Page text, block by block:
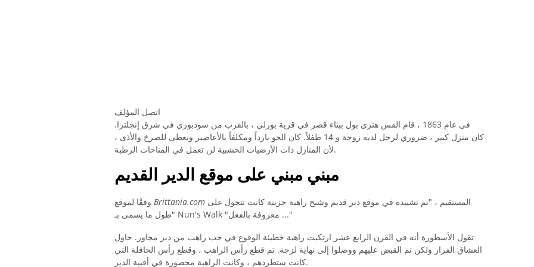
اتصل المؤلف
في عام 1863 ، قام القس هنري بول ببناء قصر في قرية بورلي ، بالقرب من سودبوري في شرق إنجلترا.
كان منزل كبير ، ضروري لرجل لديه زوجة و 14 طفلاً. كان الجو بارداً ومكلفاً بالأعاصير ويعطى للصرخ والأذى ،
لأن المنازل ذات الأرضيات الخشبية لن تعمل في المناخات الرطبة.
مبني مبني على موقع الدير القديم
Brittania.com
طول ما يسمى بـ" Nun's Walk "معروفة بالفعل ..."
تقول الأسطورة أنه في القرن الرابع عشر ارتكبت راهبة خطيئة الوقوع في حب راهب من دير مجاور. حاول
العشاق الفرار ولكن تم القبض عليهم ووصلوا إلى نهاية لزجة. تم قطع رأس الراهب ، وقطع رأس الحافلة التي
كانت ستطردهم ، وكانت الراهبة محصورة في أقبية الدير.